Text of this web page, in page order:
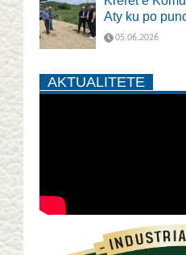
Aty ku po
05.06.2026
AKTUALITETE